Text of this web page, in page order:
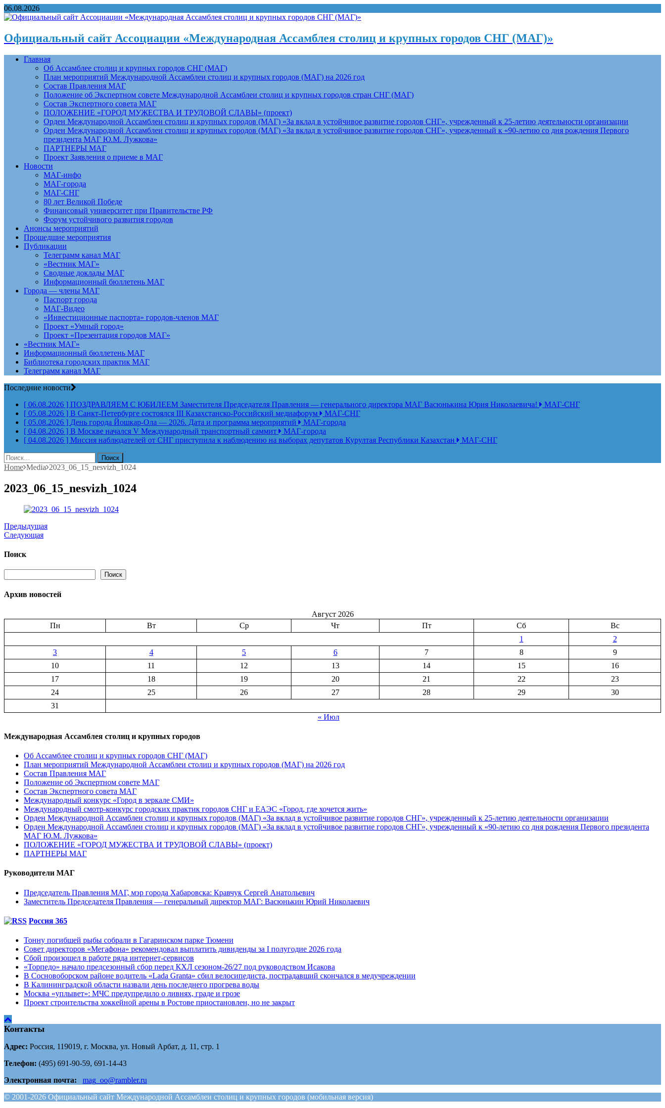
06.08.2026
Официальный сайт Ассоциации «Международная Ассамблея столиц и крупных городов СНГ (МАГ)»
Главная
Об Ассамблее столиц и крупных городов СНГ (МАГ)
План мероприятий Международной Ассамблеи столиц и крупных городов (МАГ) на 2026 год
Состав Правления МАГ
Положение об Экспертном совете Международной Ассамблеи столиц и крупных городов стран СНГ (МАГ)
Состав Экспертного совета МАГ
ПОЛОЖЕНИЕ «ГОРОД МУЖЕСТВА И ТРУДОВОЙ СЛАВЫ» (проект)
Орден Международной Ассамблеи столиц и крупных городов (МАГ) «За вклад в устойчивое развитие городов СНГ», учрежденный к 25-летию деятельности организации
Орден Международной Ассамблеи столиц и крупных городов (МАГ) «За вклад в устойчивое развитие городов СНГ», учрежденный к «90-летию со дня рождения Первого
президента МАГ Ю.М. Лужкова»
ПАРТНЕРЫ МАГ
Проект Заявления о приеме в МАГ
Новости
МАГ-инфо
МАГ-города
МАГ-СНГ
80 лет Великой Победе
Финансовый университет при Правительстве РФ
Форум устойчивого развития городов
Анонсы мероприятий
Прошедшие мероприятия
Публикации
Телеграмм канал МАГ
«Вестник МАГ»
Сводные доклады МАГ
Информационный бюллетень МАГ
Города — члены МАГ
Паспорт города
МАГ-Видео
«Инвестиционные паспорта» городов-членов МАГ
Проект «Умный город»
Проект «Презентация городов МАГ»
«Вестник МАГ»
Информационный бюллетень МАГ
Библиотека городских практик МАГ
Телеграмм канал МАГ
Последние новости
[ 06.08.2026 ] ПОЗДРАВЛЯЕМ С ЮБИЛЕЕМ Заместителя Председателя Правления — генерального директора МАГ Васюнькина Юрия Николаевича!
МАГ-СНГ
[ 05.08.2026 ] В Санкт-Петербурге состоялся III Казахстанско-Российский медиафорум
МАГ-СНГ
[ 05.08.2026 ] День города Йошкар-Ола — 2026. Дата и программа мероприятий
МАГ-города
[ 04.08.2026 ] В Москве начался V Международный транспортный саммит
МАГ-города
[ 04.08.2026 ] Миссия наблюдателей от СНГ приступила к наблюдению на выборах депутатов Курултая Республики Казахстан
МАГ-СНГ
Найти:
Home Media 2023_06_15_nesvizh_1024
2023_06_15_nesvizh_1024
Предыдущая
Следующая
Поиск
Поиск
Архив новостей
Август 2026
Пн
Вт Ср Чт Пт Сб
Вс
1
2
3
4 5 6 7 8
9
10
11 12 13 14 15
16
17
18 19 20 21 22
23
24
25 26 27 28 29
30
31
« Июл
Международная Ассамблея столиц и крупных городов
Об Ассамблее столиц и крупных городов СНГ (МАГ)
План мероприятий Международной Ассамблеи столиц и крупных городов (МАГ) на 2026 год
Состав Правления МАГ
Положение об Экспертном совете МАГ
Состав Экспертного совета МАГ
Международный конкурс «Город в зеркале СМИ»
Международный смотр-конкурс городских практик городов СНГ и ЕАЭС «Город, где хочется жить»
Орден Международной Ассамблеи столиц и крупных городов (МАГ) «За вклад в устойчивое развитие городов СНГ», учрежденный к 25-летию деятельности организации
Орден Международной Ассамблеи столиц и крупных городов (МАГ) «За вклад в устойчивое развитие городов СНГ», учрежденный к «90-летию со дня рождения Первого президента
МАГ Ю.М. Лужкова»
ПОЛОЖЕНИЕ «ГОРОД МУЖЕСТВА И ТРУДОВОЙ СЛАВЫ» (проект)
ПАРТНЕРЫ МАГ
Руководители МАГ
Председатель Правления МАГ, мэр города Хабаровска: Кравчук Сергей Анатольевич
Заместитель Председателя Правления — генеральный директор МАГ: Васюнькин Юрий Николаевич
Россия 365
Тонну погибшей рыбы собрали в Гагаринском парке Тюмени
Совет директоров «Мегафона» рекомендовал выплатить дивиденды за I полугодие 2026 года
Сбой произошел в работе ряда интернет-сервисов
«Торпедо» начало предсезонный сбор перед КХЛ сезоном-26/27 под руководством Исакова
В Сосновоборском районе водитель «Lada Granta» сбил велосипедиста, пострадавший скончался в медучреждении
В Калининградской области назвали день последнего прогрева воды
Москва «уплывет»: МЧС предупредило о ливнях, граде и грозе
Проект строительства хоккейной арены в Ростове приостановлен, но не закрыт
Контакты
Адрес: Россия, 119019, г. Москва, ул. Новый Арбат, д. 11, стр. 1
Телефон: (495) 691-90-59, 691-14-43
Электронная почта:
mag_oo@rambler.ru
© 2001-2026 Официальный сайт Международной Ассамблеи столиц и крупных городов (мобильная версия)